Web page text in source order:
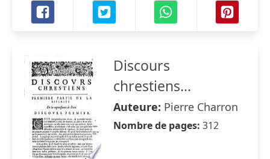
Discours
chrestiens...
Auteure: Pierre Charron
Nombre de pages: 312